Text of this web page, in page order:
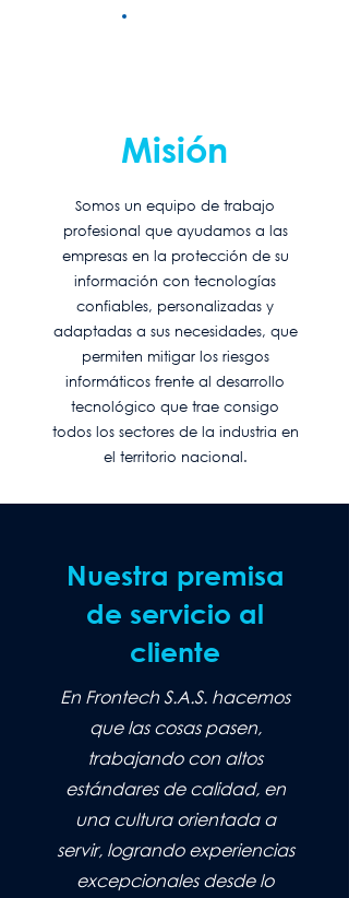
Misión
Somos un equipo de trabajo
profesional que ayudamos a las
empresas en la protección de su
información con tecnologías
confiables, personalizadas y
adaptadas a sus necesidades, que
permiten mitigar los riesgos
informáticos frente al desarrollo
tecnológico que trae consigo
todos los sectores de la industria en
el territorio nacional.
Nuestra premisa
de servicio al
cliente
En Frontech S.A.S. hacemos
que las cosas pasen,
trabajando con altos
estándares de calidad, en
una cultura orientada a
servir, logrando experiencias
excepcionales desde lo